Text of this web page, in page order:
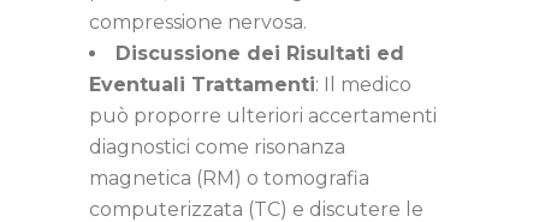
compressione nervosa.
Discussione dei Risultati ed
Eventuali Trattamenti: Il medico
può proporre ulteriori accertamenti
diagnostici come risonanza
magnetica (RM) o tomografia
computerizzata (TC) e discutere le